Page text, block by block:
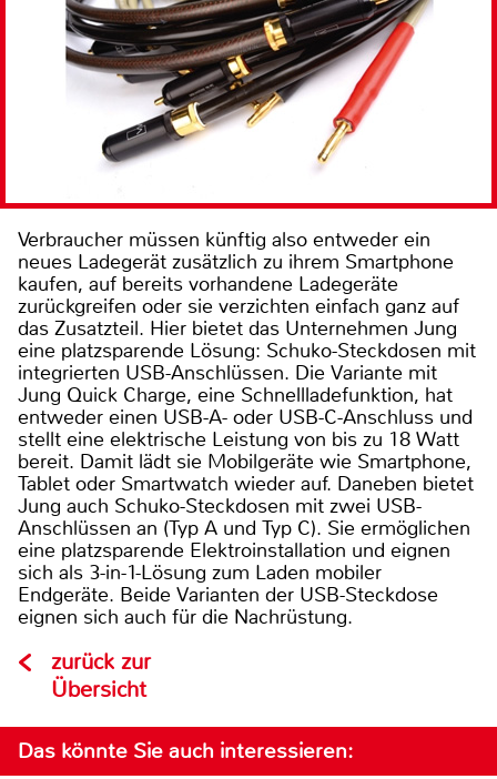
Verbraucher müssen künftig also entweder ein
neues Ladegerät zusätzlich zu ihrem Smartphone
kaufen, auf bereits vorhandene Ladegeräte
zurückgreifen oder sie verzichten einfach ganz auf
das Zusatzteil. Hier bietet das Unternehmen Jung
eine platzsparende Lösung: Schuko-Steckdosen mit
integrierten USB-Anschlüssen. Die Variante mit
Jung Quick Charge, eine Schnellladefunktion, hat
entweder einen USB-A- oder USB-C-Anschluss und
stellt eine elektrische Leistung von bis zu 18 Watt
bereit. Damit lädt sie Mobilgeräte wie Smartphone,
Tablet oder Smartwatch wieder auf. Daneben bietet
Jung auch Schuko-Steckdosen mit zwei USB-
Anschlüssen an (Typ A und Typ C). Sie ermöglichen
eine platzsparende Elektroinstallation und eignen
sich als 3-in-1-Lösung zum Laden mobiler
Endgeräte. Beide Varianten der USB-Steckdose
eignen sich auch für die Nachrüstung.
zurück zur
Übersicht
Das könnte Sie auch interessieren: